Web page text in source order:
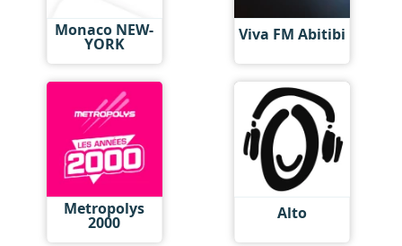
Monaco NEW-
YORK Viva FM Abitibi
Metropolys
2000 Alto